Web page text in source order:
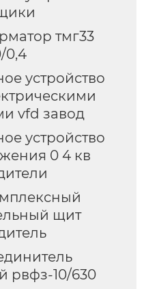
тмг33
0,4
устройство
vfd завод
устройство
0 4 кв
щит
рвфз-10/630